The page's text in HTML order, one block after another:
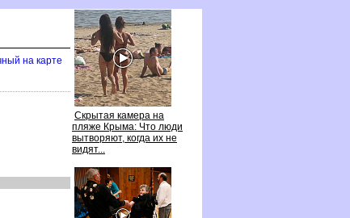
Скрытая камера на
пляже Крыма: Что люди
ытворяют, когда их не
идят...
на карте